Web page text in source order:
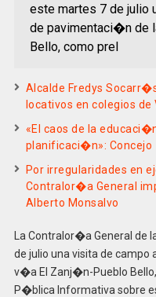
este martes 7 de julio
de pavimentaci�n de
Bello, como prel
Alcalde Fredys
locativos en colegios de
«El caos de la
planificaci�n»: Concejo
Por irregularidades en
Contralor�a General
Alberto Monsalvo
La Contralor�a General de
de julio una visita de
v�a El Zanj�n-Pueblo
P�blica Informativa sobre